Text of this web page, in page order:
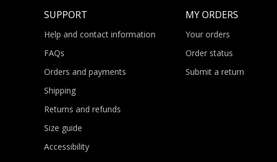
SUPPORT
Help and contact information
FAQs
Orders and payments
Shipping
Returns and refunds
Size guide
Accessibility
MY ORDERS
Your orders
Order status
Submit a return